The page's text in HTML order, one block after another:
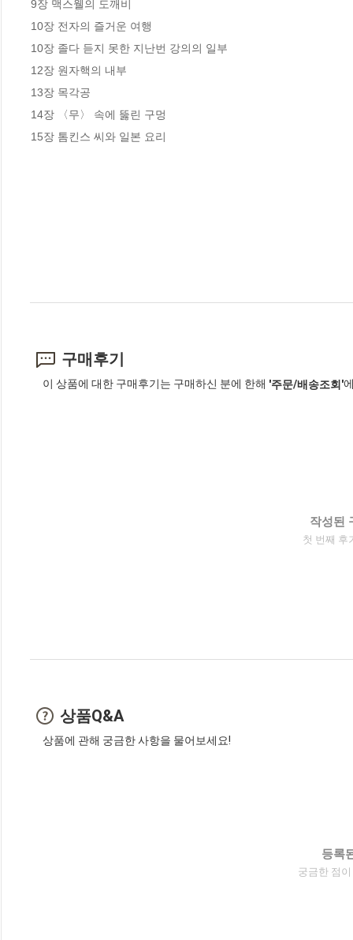
9장 맥스웰의 도깨비
10장 전자의 즐거운 여행
10장 졸다 듣지 못한 지난번 강의의 일부
12장 원자핵의 내부
13장 목각공
14장 〈무〉 속에 뚫린 구멍
15장 톰킨스 씨와 일본 요리
구매후기
이 상품에 대한 구매후기는 구매하신 분에 한해 '주문/배송조회'
작성된
첫 번째 후
상품Q&A
상품에 관해 궁금한 사항을 물어보세요!
등록
궁금한 점